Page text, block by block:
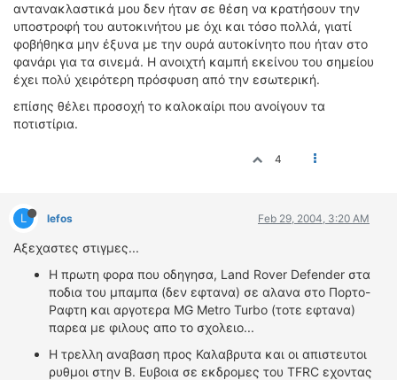
αντανακλαστικά μου δεν ήταν σε θέση να κρατήσουν την
υποστροφή του αυτοκινήτου με όχι και τόσο πολλά, γιατί
φοβήθηκα μην έξυνα με την ουρά αυτοκίνητο που ήταν στο
φανάρι για τα σινεμά. Η ανοιχτή καμπή εκείνου του σημείου
έχει πολύ χειρότερη πρόσφυση από την εσωτερική.
επίσης θέλει προσοχή το καλοκαίρι που ανοίγουν τα
ποτιστίρια.
4
L lefos Feb 29, 2004, 3:20 AM
Αξεχαστες στιγμες...
Η πρωτη φορα που οδηγησα, Land Rover Defender στα
ποδια του μπαμπα (δεν εφτανα) σε αλανα στο Πορτο-
Ραφτη και αργοτερα MG Μetro Turbo (τοτε εφτανα)
παρεα με φιλους απο το σχολειο...
Η τρελλη αναβαση προς Καλαβρυτα και οι απιστευτοι
ρυθμοι στην Β. Ευβοια σε εκδρομες του TFRC εχοντας